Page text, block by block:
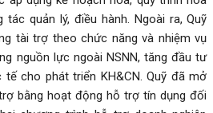
quản lý, điều hành. Ngoài ra, Quỹ
tài trợ theo chức năng và nhiệm vụ
nguồn lực ngoài NSNN, tăng đầu tư
cho phát triển KH&CN. Quỹ đã mở
bằng hoạt động hỗ trợ tín dụng đối